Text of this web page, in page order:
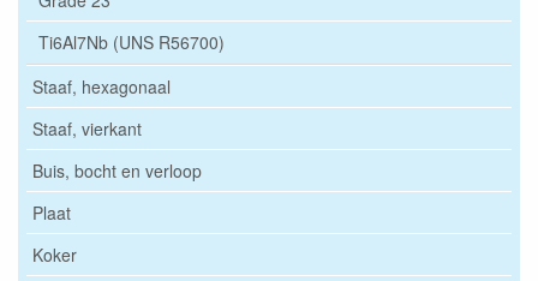
Ti6Al7Nb (UNS R56700)
Staaf, hexagonaal
Staaf, vierkant
Buis, bocht en verloop
Plaat
Koker